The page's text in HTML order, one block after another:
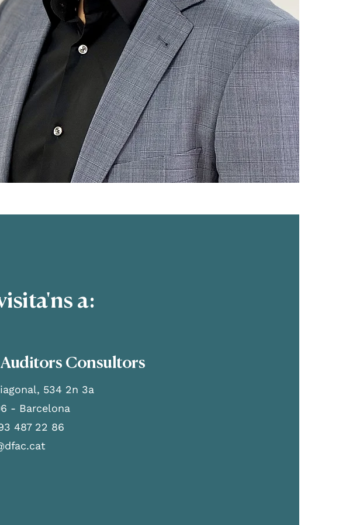
a:
Consultors
534 2n 3a
- Barcelona
487 22 86